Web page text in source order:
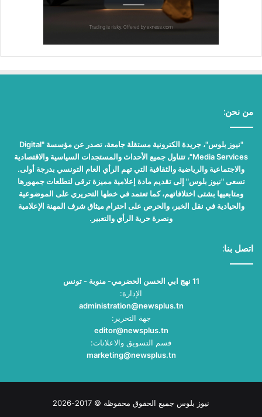
من نحن:
"نيوز بلوس"، جريدة الكترونية مستقلة جامعة، تصدر عن مؤسسة "Digital
Media Services"، تتناول جميع الأحداث والمستجدات السياسية والاقتصادية
والاجتماعية والرياضية والثقافية التي تهم الرأي العام التونسي بدرجة أولى.
تسعى "نيوز بلوس" إلى تقديم مادة إعلامية مميزة ترقى لتطلعات جمهورها
ومتابعيها بشتى اختلافاتهم، كما تعتمد في خطها التحريري على الموضوعية
والحيادية في نقل الخبر، والحرص على احترام ميثاق شرف المهنة الإعلامية
ونصرة حرية الرأي والتعبير.
اتصل بنا:
11 نهج ابي الحسن الحضرمي- منوبة - تونس
الإدارة:
administration@newsplus.tn
جهة التحرير:
editor@newsplus.tn
قسم التسويق والاعلانات:
marketing@newsplus.tn
نيوز بلوس جميع الحقوق محفوظة © 2017-2026